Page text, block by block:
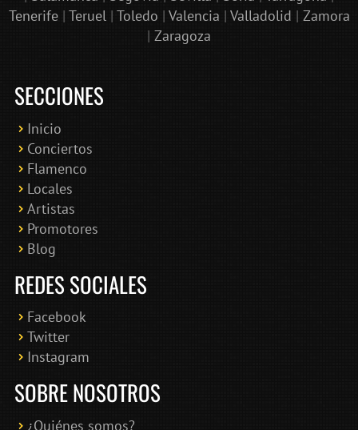
Tenerife| Teruel| Toledo | Valencia | Valladolid | Zamora
| Zaragoza
SECCIONES
Inicio
Conciertos
Flamenco
Locales
Artistas
Promotores
Blog
REDES SOCIALES
Facebook
Twitter
Instagram
SOBRE NOSOTROS
¿Quiénes somos?